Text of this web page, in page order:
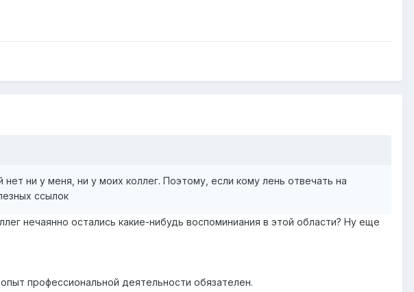
ни у меня, ни у моих коллег. Поэтому, если кому лень отвечать на
ссылок
нечаянно остались какие-нибудь воспоминиания в этой области? Ну еще
профессиональной деятельности обязателен.